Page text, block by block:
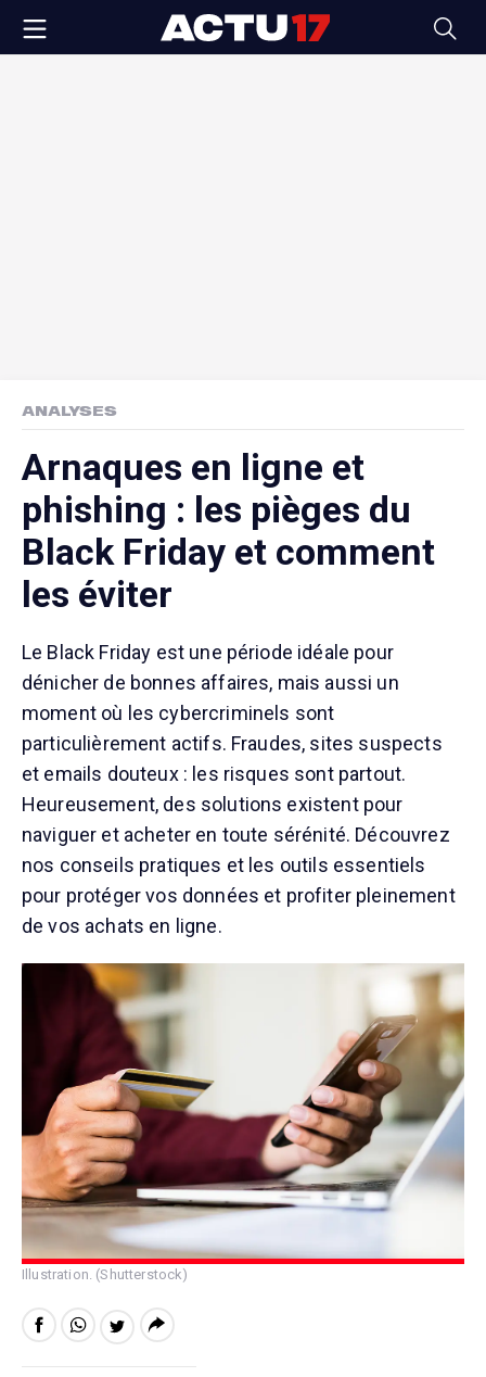
ANALYSES
Arnaques en ligne et
phishing : les pièges du
Black Friday et comment
les éviter
Le Black Friday est une période idéale pour
dénicher de bonnes affaires, mais aussi un
moment où les cybercriminels sont
particulièrement actifs. Fraudes, sites suspects
et emails douteux : les risques sont partout.
Heureusement, des solutions existent pour
naviguer et acheter en toute sérénité. Découvrez
nos conseils pratiques et les outils essentiels
pour protéger vos données et profiter pleinement
de vos achats en ligne.
Illustration. (Shutterstock)